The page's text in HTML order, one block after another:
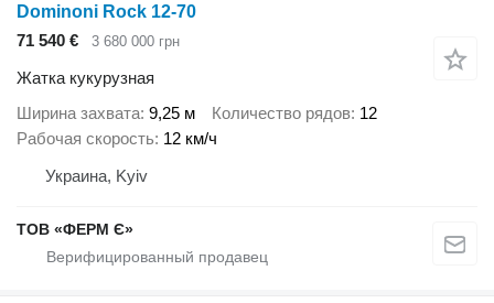
Dominoni Rock 12-70
71 540 €
3 680 000 грн
Жатка кукурузная
Ширина захвата 9,25 м Количество рядов 12
Рабочая скорость 12 км/ч
Украина, Kyiv
ТОВ «ФЕРМ Є»